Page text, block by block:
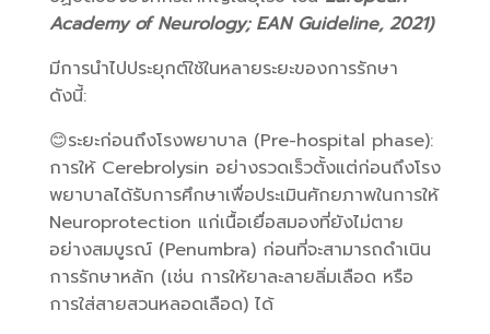
Academy of Neurology; EAN Guideline, 2021)
มีการนำไปประยุกต์ใช้ในหลายระยะของการรักษา
ดังนี้:
😊ระยะก่อนถึงโรงพยาบาล (Pre-hospital phase):
การให้ Cerebrolysin อย่างรวดเร็วตั้งแต่ก่อนถึงโรง
พยาบาลได้รับการศึกษาเพื่อประเมินศักยภาพในการให้
Neuroprotection แก่เนื้อเยื่อสมองที่ยังไม่ตาย
อย่างสมบูรณ์ (Penumbra) ก่อนที่จะสามารถดำเนิน
การรักษาหลัก (เช่น การให้ยาละลายลิ่มเลือด หรือ
การใส่สายสวนหลอดเลือด) ได้